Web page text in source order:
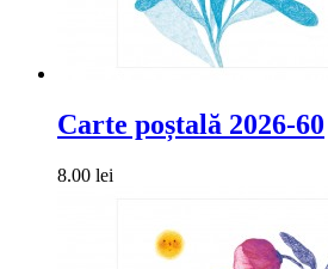
Carte poștală 2026-60
8.00 lei